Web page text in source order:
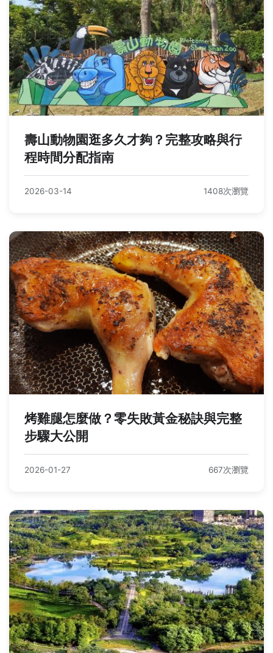
壽山動物園逛多久才夠？完整攻略與行
程時間分配指南
2026-03-14 1408次瀏覽
烤雞腿怎麼做？零失敗黃金秘訣與完整
步驟大公開
2026-01-27 667次瀏覽